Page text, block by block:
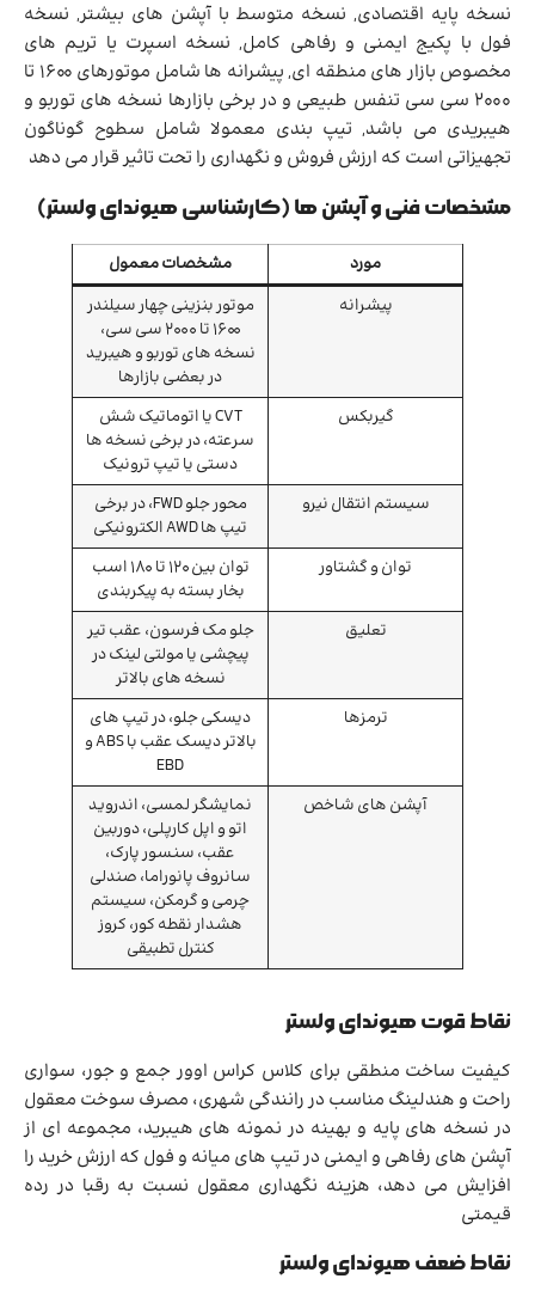
نسخه پایه اقتصادی, نسخه متوسط با آپشن های بیشتر, نسخه
فول با پکیج ایمنی و رفاهی کامل, نسخه اسپرت یا تریم های
مخصوص بازار های منطقه ای, پیشرانه ها شامل موتورهای 1600 تا
2000 سی سی تنفس طبیعی و در برخی بازارها نسخه های توربو و
هیبریدی می باشد, تیپ بندی معمولا شامل سطوح گوناگون
تجهیزاتی است که ارزش فروش و نگهداری را تحت تاثیر قرار می دهد
مشخصات فنی و آپشن ها (کارشناسی هیوندای ولستر)
مورد
مشخصات معمول
پیشرانه
موتور بنزینی چهار سیلندر
1600 تا 2000 سی سی،
نسخه های توربو و هیبرید
در بعضی بازارها
گیربکس
CVT یا اتوماتیک شش
سرعته، در برخی نسخه ها
دستی یا تیپ ترونیک
سیستم انتقال نیرو
محور جلو FWD، در برخی
تیپ ها AWD الکترونیکی
توان و گشتاور
توان بین 120 تا 180 اسب
بخار بسته به پیکربندی
تعلیق
جلو مک فرسون، عقب تیر
پیچشی یا مولتی لینک در
نسخه های بالاتر
ترمزها
دیسکی جلو، در تیپ های
بالاتر دیسک عقب با ABS و
EBD
آپشن های شاخص
نمایشگر لمسی، اندروید
اتو و اپل کارپلی، دوربین
عقب، سنسور پارک،
سانروف پانوراما، صندلی
چرمی و گرمکن، سیستم
هشدار نقطه کور، کروز
کنترل تطبیقی
نقاط قوت هیوندای ولستر
کیفیت ساخت منطقی برای کلاس کراس اوور جمع و جور، سواری
راحت و هندلینگ مناسب در رانندگی شهری، مصرف سوخت معقول
در نسخه های پایه و بهینه در نمونه های هیبرید، مجموعه ای از
آپشن های رفاهی و ایمنی در تیپ های میانه و فول که ارزش خرید را
افزایش می دهد، هزینه نگهداری معقول نسبت به رقبا در رده
قیمتی
نقاط ضعف هیوندای ولستر